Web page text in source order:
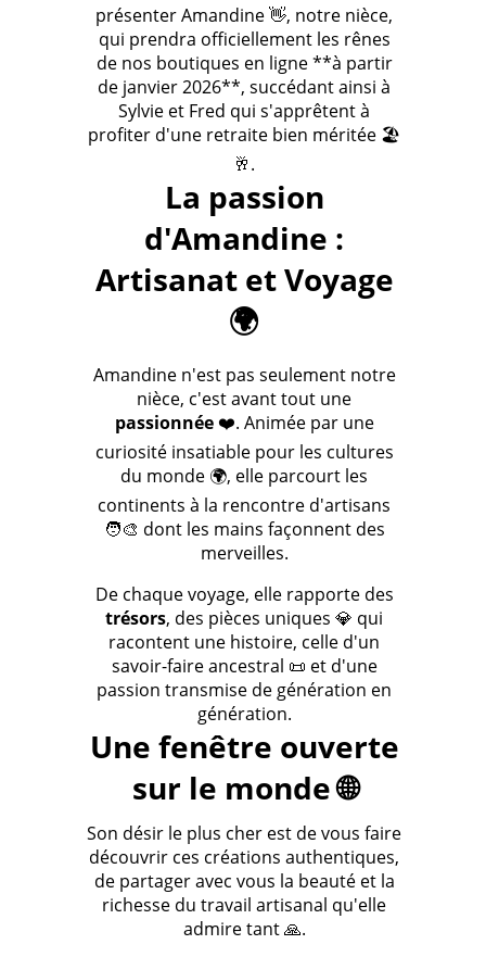
présenter Amandine 👋, notre nièce,
qui prendra officiellement les rênes
de nos boutiques en ligne **à partir
de janvier 2026**, succédant ainsi à
Sylvie et Fred qui s'apprêtent à
profiter d'une retraite bien méritée 🏖️
🥂.
La passion
d'Amandine :
Artisanat et Voyage
🌍
Amandine n'est pas seulement notre
nièce, c'est avant tout une
passionnée❤️. Animée par une
curiosité insatiable pour les cultures
du monde 🌍, elle parcourt les
continents à la rencontre d'artisans
🧑‍🎨 dont les mains façonnent des
merveilles.
De chaque voyage, elle rapporte des
trésors, des pièces uniques 💎 qui
racontent une histoire, celle d'un
savoir-faire ancestral 📜 et d'une
passion transmise de génération en
génération.
Une fenêtre ouverte
sur le monde 🌐
Son désir le plus cher est de vous faire
découvrir ces créations authentiques,
de partager avec vous la beauté et la
richesse du travail artisanal qu'elle
admire tant 🙏.